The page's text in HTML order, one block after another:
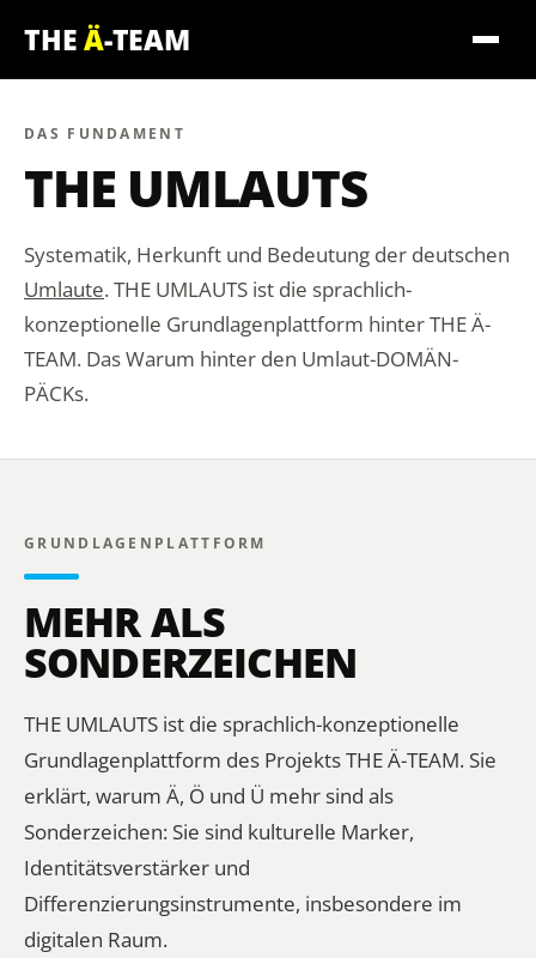
THEÄ-TEAM
DAS FUNDAMENT
THE UMLAUTS
Systematik, Herkunft und Bedeutung der deutschen
Umlaute. THE UMLAUTS ist die sprachlich-
konzeptionelle Grundlagenplattform hinter THE Ä-
TEAM. Das Warum hinter den Umlaut-DOMÄN-
PÄCKs.
GRUNDLAGENPLATTFORM
MEHR ALS
SONDERZEICHEN
THE UMLAUTS ist die sprachlich-konzeptionelle
Grundlagenplattform des Projekts THE Ä-TEAM. Sie
erklärt, warum Ä, Ö und Ü mehr sind als
Sonderzeichen: Sie sind kulturelle Marker,
Identitätsverstärker und
Differenzierungsinstrumente, insbesondere im
digitalen Raum.